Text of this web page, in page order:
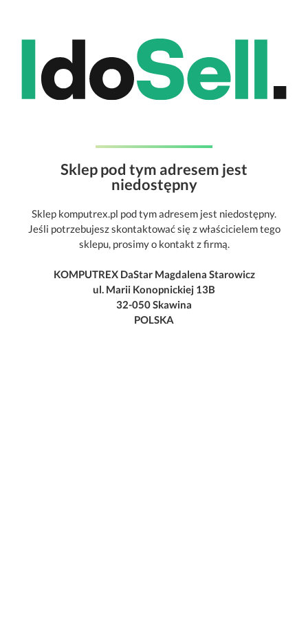
Sklep pod tym adresem jest
niedostępny
Sklep komputrex.pl pod tym adresem jest niedostępny.
Jeśli potrzebujesz skontaktować się z właścicielem tego
sklepu, prosimy o kontakt z firmą.
KOMPUTREX DaStar Magdalena Starowicz
ul. Marii Konopnickiej 13B
32-050 Skawina
POLSKA